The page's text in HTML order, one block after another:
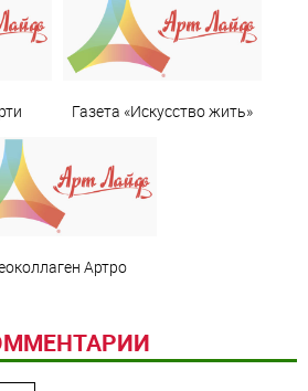
Газета «Искусство жить»
Артро